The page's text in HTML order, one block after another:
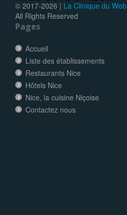
© 2017-2026 | La Clinique du Web
All Rights Reserved
Pages
Accueil
Liste des établissements
Restaurants Nice
Hôtels Nice
Nice, la cuisine Niçoise
Contactez nous